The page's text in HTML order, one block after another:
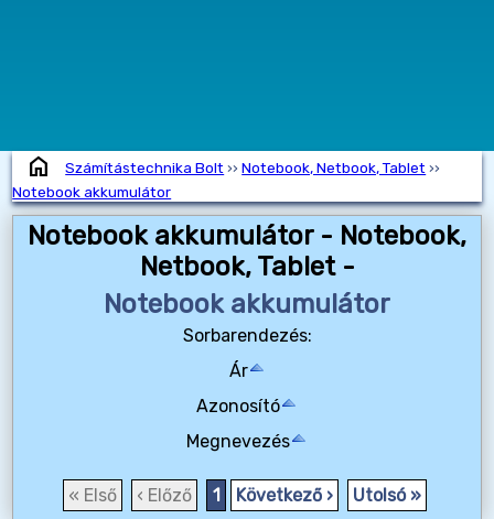
home Számítástechnika Bolt ››Notebook, Netbook, Tablet ››
Notebook akkumulátor
Notebook akkumulátor - Notebook,
Netbook, Tablet -
Notebook akkumulátor
Sorbarendezés:
Ár
Azonosító
Megnevezés
« Első ‹ Előző 1 Következő › Utolsó »